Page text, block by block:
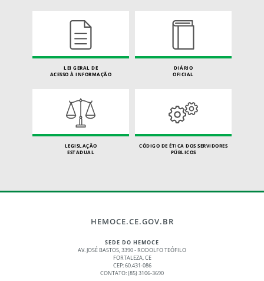
LEI GERAL DE
ACESSO À INFORMAÇÃO
DIÁRIO
OFICIAL
LEGISLAÇÃO
ESTADUAL
CÓDIGO DE ÉTICA DOS SERVIDORES
PÚBLICOS
HEMOCE.CE.GOV.BR
SEDE DO HEMOCE
AV. JOSÉ BASTOS, 3390 - RODOLFO TEÓFILO
FORTALEZA, CE
CEP: 60.431-086
CONTATO: (85) 3106-3690